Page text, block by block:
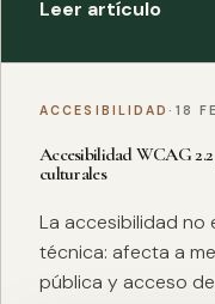
Leer artículo
ACCESIBILIDAD · 18
Accesibilidad WCAG
culturales
La accesibilidad no
técnica: afecta a
pública y acceso